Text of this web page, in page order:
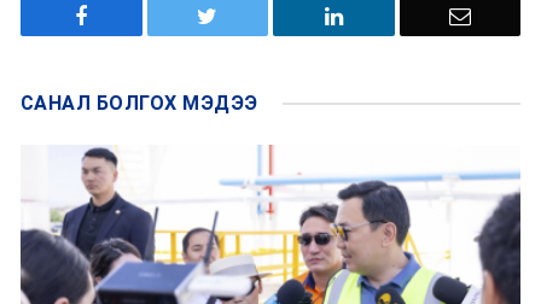
САНАЛ БОЛГОХ МЭДЭЭ